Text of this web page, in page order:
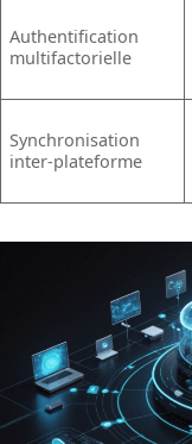
Authentification
multifactorielle
Synchronisation
inter-plateforme